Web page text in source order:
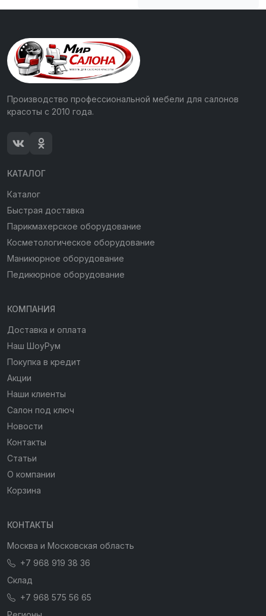
Производство профессиональной мебели для салонов
красоты с 2010 года.
КАТАЛОГ
Каталог
Быстрая доставка
Парикмахерское оборудование
Косметологическое оборудование
Маникюрное оборудование
Педикюрное оборудование
КОМПАНИЯ
Доставка и оплата
Наш ШоуРум
Покупка в кредит
Акции
Наши клиенты
Салон под ключ
Новости
Контакты
Статьи
О компании
Корзина
КОНТАКТЫ
Москва и Московская область
+7 968 919 38 36
Склад
+7 968 575 56 65